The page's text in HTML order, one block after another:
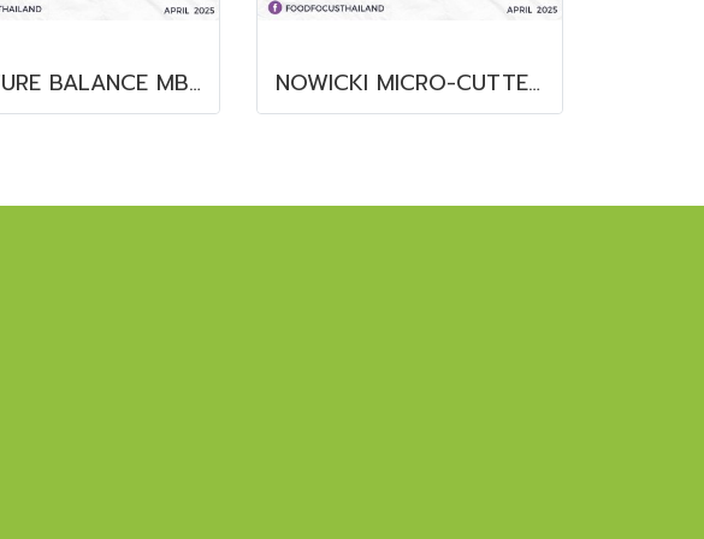
MOISTURE BALANCE MB92 NOWICKI MICRO-CUTTER KR-55